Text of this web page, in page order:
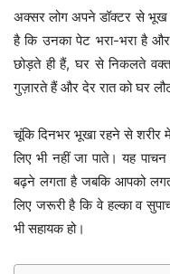
अक्सर लोग अपने डॉक्टर से भूख
है कि उनका पेट भरा-भरा है
छोड़ते ही हैं, घर से निकलते वक्त
गुज़ारते हैं और देर रात को घर
चूंकि दिनभर भूखा रहने से शरीर
लिए भी नहीं जा पाते। यह
बढ़ने लगता है जबकि आपको
लिए जरूरी है कि वे हल्का व
भी सहायक हो।